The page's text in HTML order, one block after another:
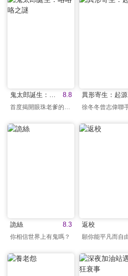
8.8
鬼太郎誕生：咯咯咯之謎
首度揭開眼珠老爹的過去
異形寄生：起源
8.3
詭絲
你相信世界上有鬼嗎？
返校